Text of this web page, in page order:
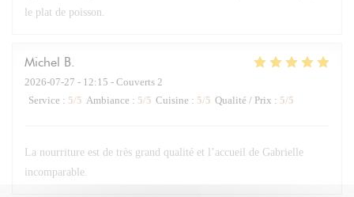
le plat de poisson.
Michel B
2026-07-27 - 12:15 - Couverts 2
Service : 5/5 Ambiance : 5/5 Cuisine : 5/5 Qualité / Prix : 5/5
La nourriture est de très grand qualité et l’accueil de Gabrielle
incomparable.